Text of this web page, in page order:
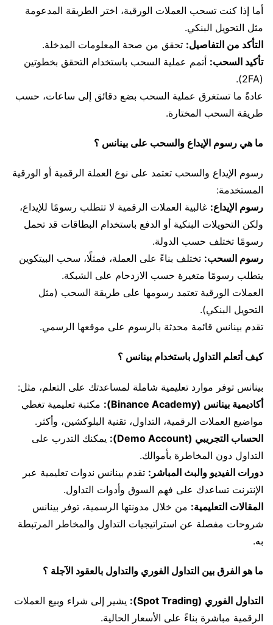
أما إذا كنت تسحب العملات الورقية، اختر الطريقة المدعومة
مثل التحويل البنكي.
التأكد من التفاصيل: تحقق من صحة المعلومات المدخلة.
تأكيد السحب: أتمم عملية السحب باستخدام التحقق بخطوتين
(2FA).
عادةً ما تستغرق عملية السحب بضع دقائق إلى ساعات، حسب
طريقة السحب المختارة.
ما هي رسوم الإيداع والسحب على بينانس ؟
رسوم الإيداع والسحب تعتمد على نوع العملة الرقمية أو الورقية
المستخدمة:
رسوم الإيداع: غالبية العملات الرقمية لا تتطلب رسومًا للإيداع،
ولكن التحويلات البنكية أو الدفع باستخدام البطاقات قد تحمل
رسومًا تختلف حسب الدولة.
رسوم السحب: تختلف بناءً على العملة، فمثلًا، سحب البيتكوين
يتطلب رسومًا متغيرة حسب الازدحام على الشبكة.
العملات الورقية تعتمد رسومها على طريقة السحب (مثل
التحويل البنكي).
تقدم بينانس قائمة محدثة بالرسوم على موقعها الرسمي.
كيف أتعلم التداول باستخدام بينانس ؟
بينانس توفر موارد تعليمية شاملة لمساعدتك على التعلم، مثل:
أكاديمية بينانس (Binance Academy):
مكتبة تعليمية تغطي
مواضيع العملات الرقمية، التداول، تقنية البلوكشين، وأكثر.
الحساب التجريبي (Demo Account):
يمكنك التدرب على
التداول دون المخاطرة بأموالك.
دورات الفيديو والبث المباشر: تقدم بينانس ندوات تعليمية عبر
الإنترنت تساعدك على فهم السوق وأدوات التداول.
المقالات التعليمية: من خلال مدونتها الرسمية، توفر بينانس
شروحات مفصلة عن استراتيجيات التداول والمخاطر المرتبطة
به.
ما هو الفرق بين التداول الفوري والتداول بالعقود الآجلة ؟
التداول الفوري (Spot Trading):
يشير إلى شراء وبيع العملات
الرقمية مباشرة بناءً على الأسعار الحالية.